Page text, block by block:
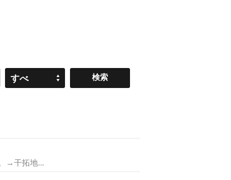
すべ
→干拓地...